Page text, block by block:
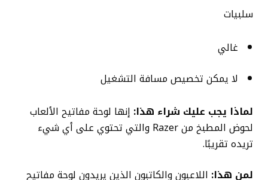
سلبيات
غالي
لا يمكن تخصيص مسافة التشغيل
لماذا يجب عليك شراء هذا: إنها لوحة مفاتيح الألعاب
لحوض المطبخ من Razer والتي تحتوي على أي شيء
تريده تقريبًا.
لمن هذا: اللاعبون والكاتبون الذين يريدون لوحة مفاتيح